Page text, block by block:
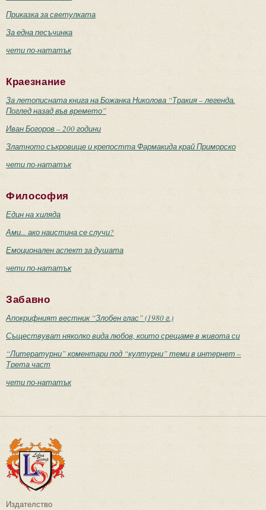
Приказка за светулката
За една песъчинка
чети по-нататък
Краезнание
За летописната книга на Божанка Николова “Тракия – легенда.
Поглед назад във времето”
Иван Богоров – 200 години
Златното съкровище и крепостта Фармакида край Приморско
чети по-нататък
Философия
Един на хиляда
Ами... ако наистина се случи?
Емоционален аспект за душата
чети по-нататък
Забавно
Апокрифният вестник “Злобен глас” (1980 г.)
Съществуват няколко вида любов, които срещаме в живота си
“Литературни” коментари под “културни” теми в интернет –
Трета част
чети по-нататък
Издателство